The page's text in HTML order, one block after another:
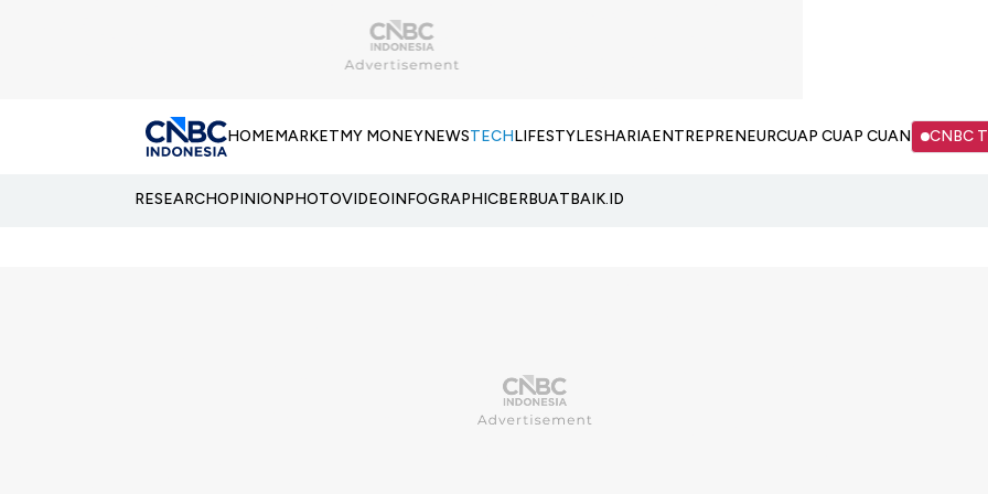
HOMEMARKETMY MONEYNEWSTECHLIFESTYLESHARIAENTREPRENEURCUAP CUAP CUAN CNBC
RESEARCHOPINIONPHOTOVIDEOINFOGRAPHICBERBUATBAIK.ID